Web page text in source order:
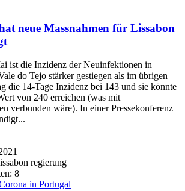
neue Massnahmen für Lissabon
ist die Inzidenz der Neuinfektionen in
do Tejo stärker gestiegen als im übrigen
die 14-Tage Inzidenz bei 143 und sie könnte
von 240 erreichen (was mit
verbunden wäre). In einer Pressekonferenz
regierung
8
in Portugal